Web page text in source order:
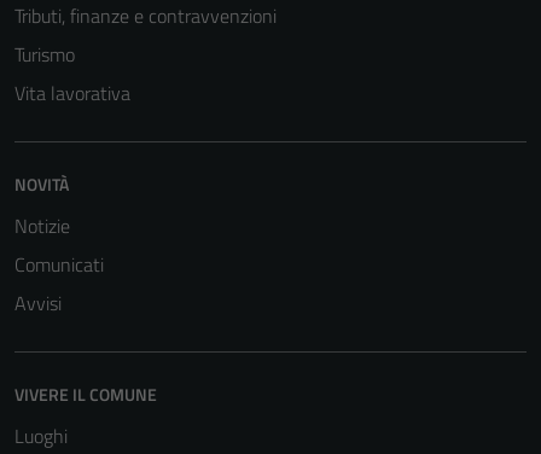
Tributi, finanze e contravvenzioni
Turismo
Vita lavorativa
NOVITÀ
Notizie
Comunicati
Avvisi
VIVERE IL COMUNE
Luoghi
essere